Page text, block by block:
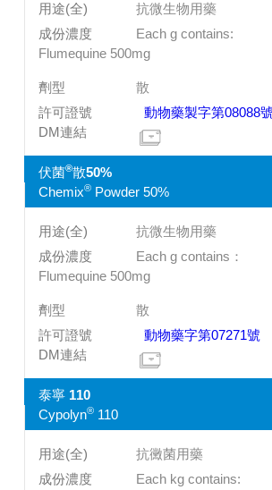
抗微生物用藥
Each g contains:
Flumequine 500mg
散
動物藥製字第08088號
伏菌®散50%
Chemix®Powder 50%
抗微生物用藥
Each g contains：
Flumequine 500mg
散
動物藥字第07271號
泰寧 110
Cypolyn®110
抗黴菌用藥
Each kg contains: